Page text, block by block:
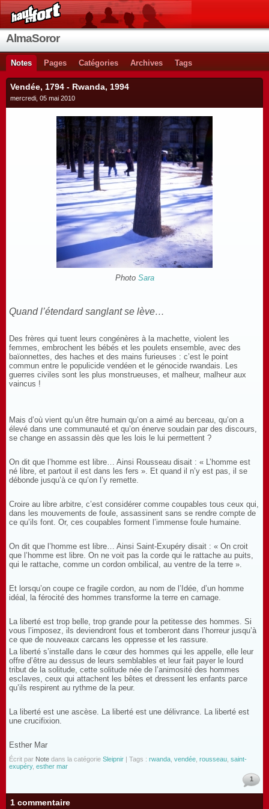
AlmaSoror
Notes Pages Catégories Archives Tags
Vendée, 1794 - Rwanda, 1994
mercredi, 05 mai 2010
Photo Sara
Quand l’étendard sanglant se lève…
Des frères qui tuent leurs congénères à la machette, violent les
femmes, embrochent les bébés et les poulets ensemble, avec des
baïonnettes, des haches et des mains furieuses : c’est le point
commun entre le populicide vendéen et le génocide rwandais. Les
guerres civiles sont les plus monstrueuses, et malheur, malheur aux
vaincus !
Mais d’où vient qu’un être humain qu’on a aimé au berceau, qu’on a
élevé dans une communauté et qu’on énerve soudain par des discours,
se change en assassin dès que les lois le lui permettent ?
On dit que l’homme est libre… Ainsi Rousseau disait : « L’homme est
né libre, et partout il est dans les fers ». Et quand il n’y est pas, il se
débonde jusqu’à ce qu’on l’y remette.
Croire au libre arbitre, c’est considérer comme coupables tous ceux qui,
dans les mouvements de foule, assassinent sans se rendre compte de
ce qu’ils font. Or, ces coupables forment l’immense foule humaine.
On dit que l’homme est libre… Ainsi Saint-Exupéry disait : « On croit
que l’homme est libre. On ne voit pas la corde qui le rattache au puits,
qui le rattache, comme un cordon ombilical, au ventre de la terre ».
Et lorsqu’on coupe ce fragile cordon, au nom de l’Idée, d’un homme
idéal, la férocité des hommes transforme la terre en carnage.
La liberté est trop belle, trop grande pour la petitesse des hommes. Si
vous l’imposez, ils deviendront fous et tomberont dans l’horreur jusqu’à
ce que de nouveaux carcans les oppresse et les rassure.
La liberté s’installe dans le cœur des hommes qui les appelle, elle leur
offre d’être au dessus de leurs semblables et leur fait payer le lourd
tribut de la solitude, cette solitude née de l’animosité des hommes
esclaves, ceux qui attachent les bêtes et dressent les enfants parce
qu’ils respirent au rythme de la peur.
La liberté est une ascèse. La liberté est une délivrance. La liberté est
une crucifixion.
Esther Mar
Écrit par Note dans la catégorie Sleipnir | Tags : rwanda vendée rousseau saint-
exupéry, esther mar
1
1 commentaire